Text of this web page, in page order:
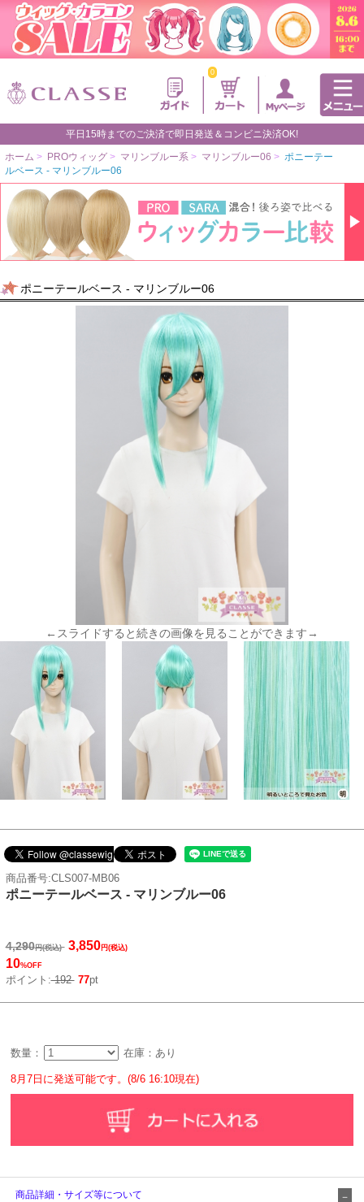
0
平日15時までのご決済で即日発送＆コンビニ決済OK!
ホーム > PROウィッグ > マリンブルー系 > マリンブルー06 > ポニーテー
ルベース - マリンブルー06
ポニーテールベース - マリンブルー06
←スライドすると続きの画像を見ることができます→
商品番号:CLS007-MB06
ポニーテールベース - マリンブルー06
4,290円(税込) 3,850円(税込)
10%OFF
ポイント:192 77pt
数量： 在庫：あり
8月7日に発送可能です。(8/6 16:10現在)
商品詳細・サイズ等について